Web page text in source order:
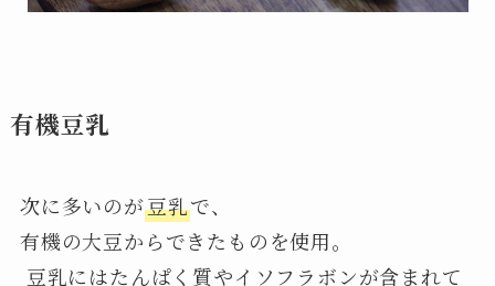
有機豆乳
次に多いのが豆乳で、
有機の大豆からできたものを使用。
豆乳にはたんぱく質やイソフラボンが含まれて